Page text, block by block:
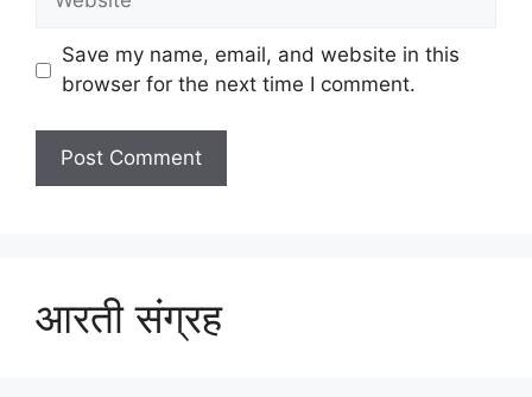
Save my name, email, and website in this
browser for the next time I comment.
आरती संग्रह